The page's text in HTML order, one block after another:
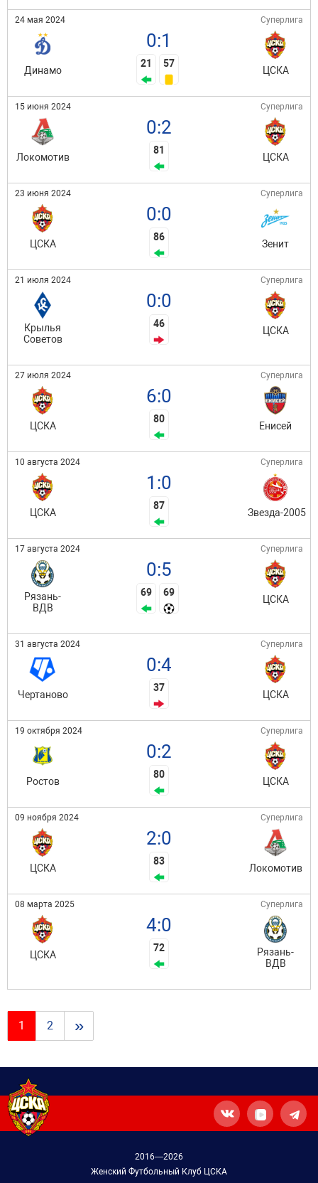
24 мая 2024 Суперлига
Динамо
0:1
21 57
ЦСКА
15 июня 2024 Суперлига
Локомотив
0:2
81
ЦСКА
23 июня 2024 Суперлига
ЦСКА
0:0
86
Зенит
21 июля 2024 Суперлига
Крылья
Советов
0:0
46
ЦСКА
27 июля 2024 Суперлига
ЦСКА
6:0
80
Енисей
10 августа 2024 Суперлига
ЦСКА
1:0
87
Звезда-2005
17 августа 2024 Суперлига
Рязань-
ВДВ
0:5
69 69
ЦСКА
31 августа 2024 Суперлига
Чертаново
0:4
37
ЦСКА
19 октября 2024 Суперлига
Ростов
0:2
80
ЦСКА
09 ноября 2024 Суперлига
ЦСКА
2:0
83
Локомотив
08 марта 2025 Суперлига
ЦСКА
4:0
72
Рязань-
ВДВ
1 2 »
2016—2026
Женский Футбольный Клуб ЦСКА